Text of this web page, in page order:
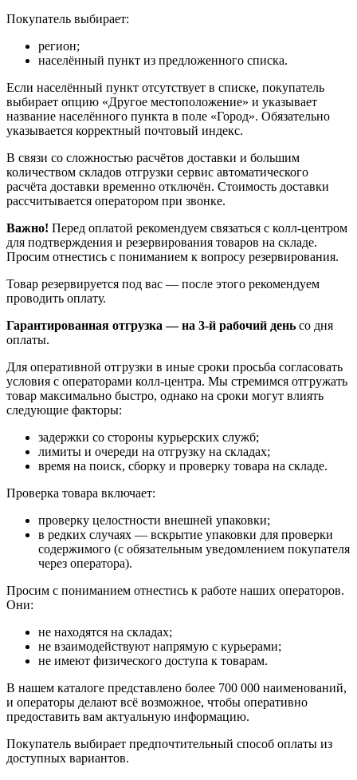
Покупатель выбирает:
регион;
населённый пункт из предложенного списка.
Если населённый пункт отсутствует в списке, покупатель
выбирает опцию «Другое местоположение» и указывает
название населённого пункта в поле «Город». Обязательно
указывается корректный почтовый индекс.
В связи со сложностью расчётов доставки и большим
количеством складов отгрузки сервис автоматического
расчёта доставки временно отключён. Стоимость доставки
рассчитывается оператором при звонке.
Важно! Перед оплатой рекомендуем связаться с колл‑центром
для подтверждения и резервирования товаров на складе.
Просим отнестись с пониманием к вопросу резервирования.
Товар резервируется под вас — после этого рекомендуем
проводить оплату.
Гарантированная отгрузка — на 3‑й рабочий день со дня
оплаты.
Для оперативной отгрузки в иные сроки просьба согласовать
условия с операторами колл‑центра. Мы стремимся отгружать
товар максимально быстро, однако на сроки могут влиять
следующие факторы:
задержки со стороны курьерских служб;
лимиты и очереди на отгрузку на складах;
время на поиск, сборку и проверку товара на складе.
Проверка товара включает:
проверку целостности внешней упаковки;
в редких случаях — вскрытие упаковки для проверки
содержимого (с обязательным уведомлением покупателя
через оператора).
Просим с пониманием отнестись к работе наших операторов.
Они:
не находятся на складах;
не взаимодействуют напрямую с курьерами;
не имеют физического доступа к товарам.
В нашем каталоге представлено более 700 000 наименований,
и операторы делают всё возможное, чтобы оперативно
предоставить вам актуальную информацию.
Покупатель выбирает предпочтительный способ оплаты из
доступных вариантов.